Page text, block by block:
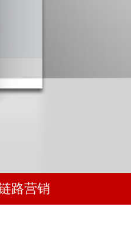
路营销